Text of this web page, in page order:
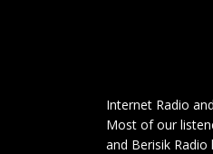
Internet Radio
Most of our
and Berisik